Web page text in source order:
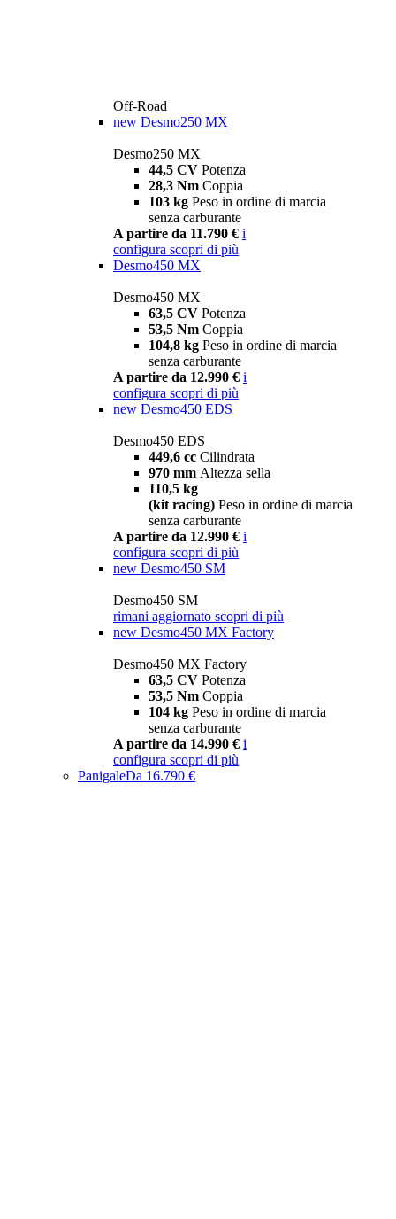
Off-Road
new Desmo250 MX
Desmo250 MX
44,5 CV Potenza
28,3 Nm Coppia
103 kg Peso in ordine di marcia
senza carburante
A partire da 11.790 € i
configura scopri di più
Desmo450 MX
Desmo450 MX
63,5 CV Potenza
53,5 Nm Coppia
104,8 kg Peso in ordine di marcia
senza carburante
A partire da 12.990 € i
configura scopri di più
new Desmo450 EDS
Desmo450 EDS
449,6 cc Cilindrata
970 mm Altezza sella
110,5 kg
(kit racing) Peso in ordine di marcia
senza carburante
A partire da 12.990 € i
configura scopri di più
new Desmo450 SM
Desmo450 SM
rimani aggiornato scopri di più
new Desmo450 MX Factory
Desmo450 MX Factory
63,5 CV Potenza
53,5 Nm Coppia
104 kg Peso in ordine di marcia
senza carburante
A partire da 14.990 € i
configura scopri di più
PanigaleDa 16.790 €